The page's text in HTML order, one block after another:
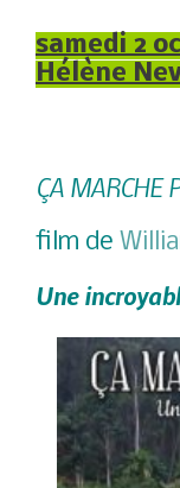
samedi 2
Hélène
ÇA MARCHE
film de
Une